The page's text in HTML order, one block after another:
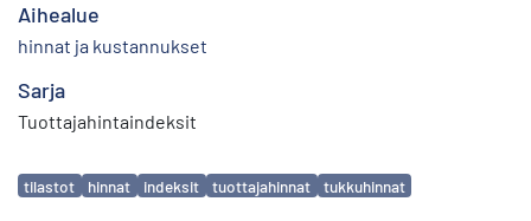
Aihealue
hinnat ja kustannukset
Sarja
Tuottajahintaindeksit
Avainsanat
tilastot hinnat indeksit tuottajahinnat tukkuhinnat